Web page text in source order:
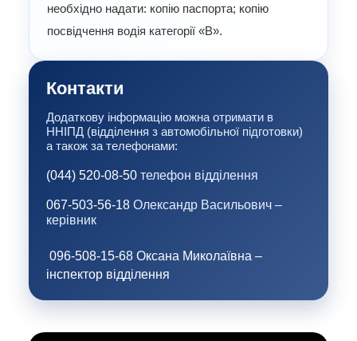
необхідно надати: копію паспорта; копію
посвідчення водія категорії «В».
Контакти
Додаткову інформацію можна отримати в
ННІПД (відділення з автомобільної підготовки)
а також за телефонами:
(044) 520-08-50 телефон відділення
067-503-56-18 Олександр Васильович –
керівник
096-508-15-68 Оксана Миколаївна –
інспектор відділення